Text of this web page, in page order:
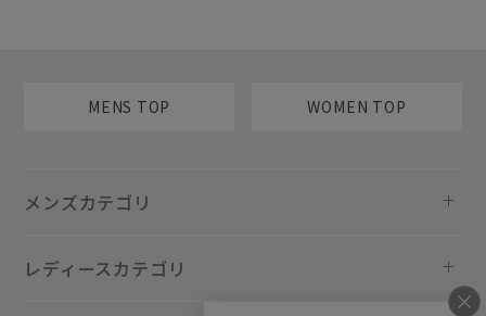
MENS TOP WOMEN TOP
メンズカテゴリ
レディースカテゴリ